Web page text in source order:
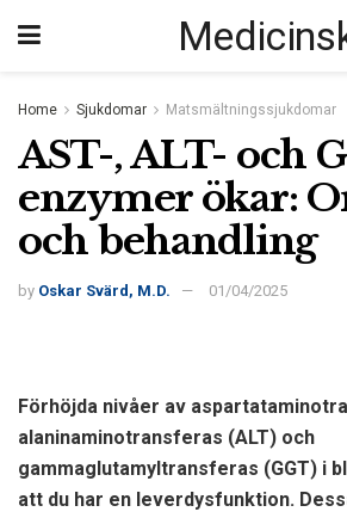
Home Sjukdomar Matsmältningssjukdomar
AST-, ALT- och
enzymer ökar:
och behandling
by Oskar Svärd, M.D. 01/04/2025
Förhöjda nivåer av
alaninaminotransferas (ALT) och
gammaglutamyltransferas (GGT) i
att du har en leverdysfunktion.